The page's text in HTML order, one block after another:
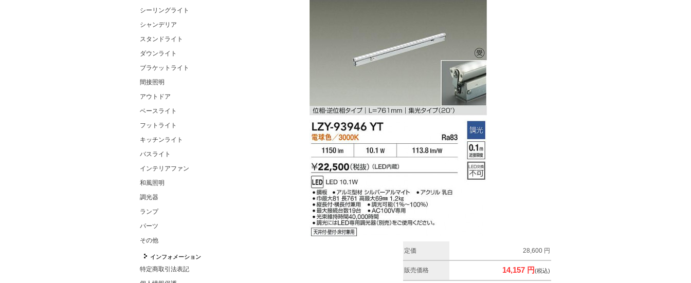
シーリングライト
シャンデリア
スタンドライト
ダウンライト
ブラケットライト
間接照明
アウトドア
ベースライト
フットライト
キッチンライト
バスライト
インテリアファン
和風照明
調光器
ランプ
パーツ
その他
インフォメーション
特定商取引法表記
定価 28,600 円
販売価格 14,157 円(税込)